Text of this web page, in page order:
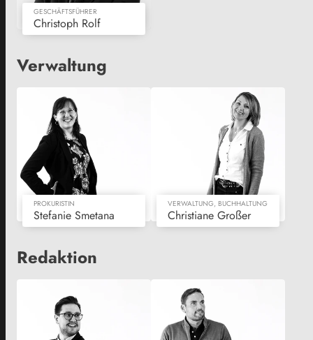
GESCHÄFTSFÜHRER
Christoph Rolf
Verwaltung
PROKURISTIN
Stefanie Smetana
VERWALTUNG, BUCHHALTUNG
Christiane Großer
Redaktion